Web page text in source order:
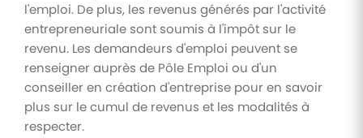
l'emploi. De plus, les revenus générés par l'activité
entrepreneuriale sont soumis à l'impôt sur le
revenu. Les demandeurs d'emploi peuvent se
renseigner auprès de Pôle Emploi ou d'un
conseiller en création d'entreprise pour en savoir
plus sur le cumul de revenus et les modalités à
respecter.